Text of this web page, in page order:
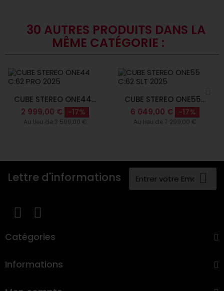
30 AUTRES PRODUITS DANS LA
MÊME CATÉGORIE :
CUBE STEREO ONE44...
2 999,00 €
-17%
Au lieu de 3 599,00 €
CUBE STEREO ONE55...
6 049,00 €
-17%
Au lieu de 7 299,00 €
Lettre d'informations
Catégories
Informations